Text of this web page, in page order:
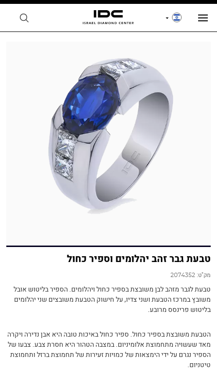
טבעת גבר זהב יהלומים וספיר כחול
מק"ט:2074352
טבעת לגבר מזהב לבן משובצת בספיר כחול ויהלומים. הספיר בליטוש אובל
משובץ במרכז הטבעת ושני צדיו, על חישוק הטבעת משובצים שני יהלומים
בליטוש פרינסס מרובע.
הטבעת משובצת בספיר כחול. ספיר כחול באיכות טובה היא אבן נדירה ויקרה
מאד שעשויה מתחמוצת אלומיניום. במצבה הטהור היא חסרת צבע. צבעו של
הספיר נגרם על ידי הימצאות של כמויות זעירות של תחמוצת ברזל ותחמוצת
טיטניום.